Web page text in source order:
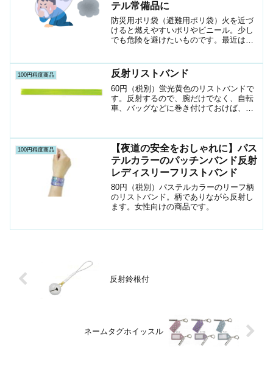
テル常備品に
防災用ポリ袋（避難用ポリ袋）火を近づ
けると燃えやすいポリやビニール。少し
でも危険を避けたいものです。最近はホ
100円程度商品 反射リストバンド
60円（税別）蛍光黄色のリストバンドで
す。反射するので、腕だけでなく、自転
車、バッグなどに巻き付けておけば、夜
100円程度商品
【夜道の安全をおしゃれに】パス
テルカラーのパッチンバンド反射
レディスリーフリストバンド
80円（税別）パステルカラーのリーフ柄
のリストバンド。柄でありながら反射し
ます。女性向けの商品です。
反射鈴根付
ネームタグホイッスル